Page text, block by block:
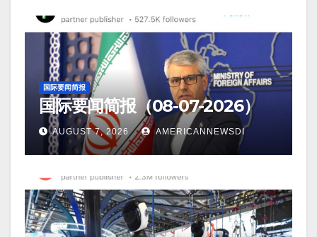
国际要闻简报
国际要闻简报（08-07-2026）
AUGUST 7, 2026 AMERICANNEWSDI